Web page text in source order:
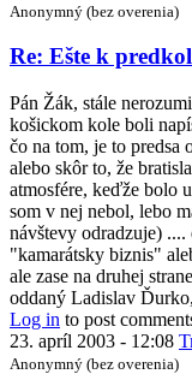
Anonymný (bez overenia)
In
reply
to
Re:
Ešte
k
predkolu
Porty
v
Košiciach
by
Anonymný
(bez
overenia)
Re: Ešte k
Pán Žák, stále
košickom kole boli
čo na tom, je to predsa
alebo skôr to, že
atmosfére, keďže bolo
som v nej nebol, lebo
návštevy odradzuje)
"kamarátsky biznis"
ale zase na druhej
oddaný Ladislav
Log in to post
23. apríl 2003 - 12:08
Anonymný (bez overenia)